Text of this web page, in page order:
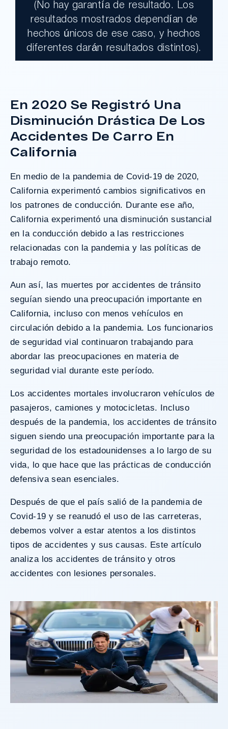
$17,900,000.00
Un jurado declaró al Condado de Los
¿Tengo Un Caso?
(No hay garantía de resultado. Los
resultados mostrados dependían de
hechos únicos de ese caso, y hechos
diferentes darán resultados distintos).
En 2020 Se Registró Una
Disminución Drástica De Los
Accidentes De Carro En
California
En medio de la pandemia de Covid-19 de 2020,
California experimentó cambios significativos en
los patrones de conducción. Durante ese año,
California experimentó una disminución sustancial
en la conducción debido a las restricciones
relacionadas con la pandemia y las políticas de
trabajo remoto.
Aun así, las muertes por accidentes de tránsito
seguían siendo una preocupación importante en
California, incluso con menos vehículos en
circulación debido a la pandemia. Los funcionarios
de seguridad vial continuaron trabajando para
abordar las preocupaciones en materia de
seguridad vial durante este período.
Los accidentes mortales involucraron vehículos de
pasajeros, camiones y motocicletas. Incluso
después de la pandemia, los accidentes de tránsito
siguen siendo una preocupación importante para la
seguridad de los estadounidenses a lo largo de su
vida, lo que hace que las prácticas de conducción
defensiva sean esenciales.
Después de que el país salió de la pandemia de
Covid-19 y se reanudó el uso de las carreteras,
debemos volver a estar atentos a los distintos
tipos de accidentes y sus causas. Este artículo
analiza los accidentes de tránsito y otros
accidentes con lesiones personales.